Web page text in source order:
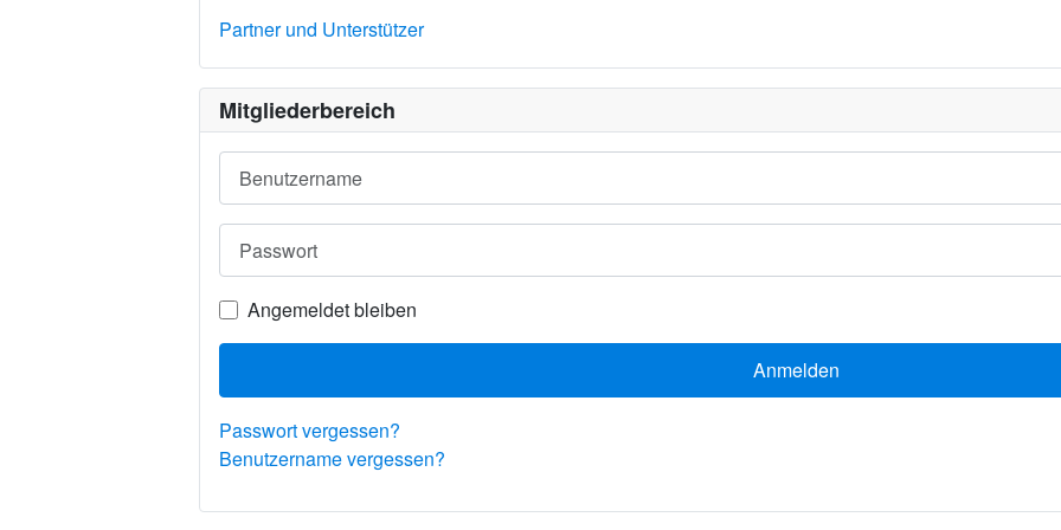
Partner und Unterstützer
Mitgliederbereich
Benutzername
Passwort
Angemeldet bleiben
Anmelden
Passwort vergessen?
Benutzername vergessen?